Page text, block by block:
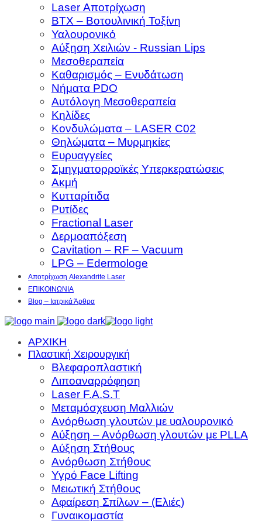
Laser Αποτρίχωση
BTX – Βοτουλινική Τοξίνη
Υαλουρονικό
Αύξηση Χειλιών - Russian Lips
Μεσοθεραπεία
Καθαρισμός – Ενυδάτωση
Νήματα PDO
Αυτόλογη Μεσοθεραπεία
Κηλίδες
Κονδυλώματα – LASER C02
Θηλώματα – Μυρμηκίες
Ευρυαγγείες
Σμηγματορροϊκές Υπερκερατώσεις
Ακμή
Κυτταρίτιδα
Ρυτίδες
Fractional Laser
Δερμοαπόξεση
Cavitation – RF – Vacuum
LPG – Edermologe
Αποτρίχωση Alexandrite Laser
ΕΠΙΚΟΙΝΩΝΙΑ
Blog – Ιατρικά Άρθρα
ΑΡΧΙΚΗ
Πλαστική Χειρουργική
Βλεφαροπλαστική
Λιποαναρρόφηση
Laser F.A.S.T
Μεταμόσχευση Μαλλιών
Ανόρθωση γλουτών με υαλουρονικό
Αύξηση – Ανόρθωση γλουτών με PLLA
Αύξηση Στήθους
Ανόρθωση Στήθους
Υγρό Face Lifting
Μειωτική Στήθους
Αφαίρεση Σπίλων – (Ελιές)
Γυναικομαστία